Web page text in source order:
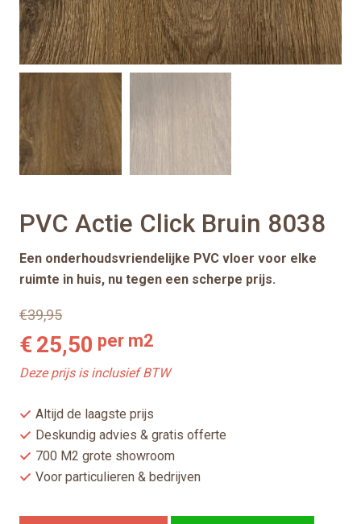
PVC Actie Click Bruin 8038
Een onderhoudsvriendelijke PVC vloer voor elke
ruimte in huis, nu tegen een scherpe prijs.
€39,95
€ 25,50 per m2
Deze prijs is inclusief BTW
Altijd de laagste prijs
Deskundig advies & gratis offerte
700 M2 grote showroom
Voor particulieren & bedrijven